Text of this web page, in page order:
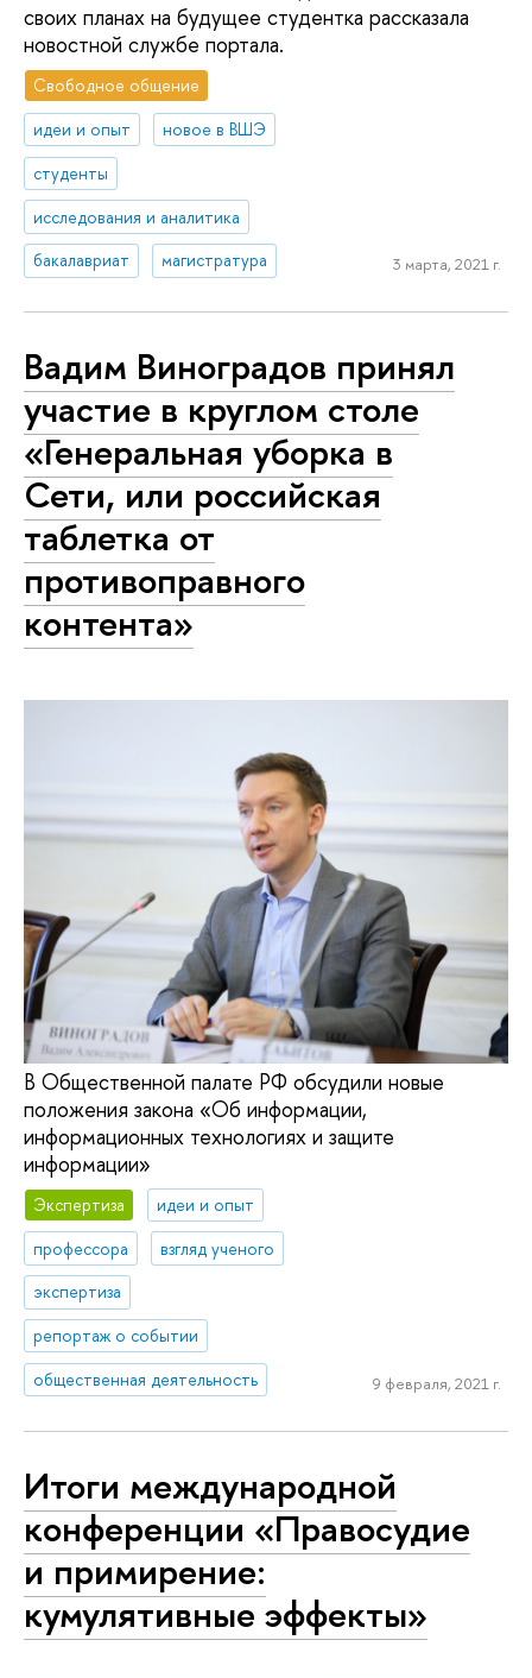
своих планах на будущее студентка рассказала
новостной службе портала.
Свободное общение
идеи и опыт
новое в ВШЭ
студенты
исследования и аналитика
бакалавриат
магистратура 3 марта, 2021 г.
Вадим Виноградов принял
участие в круглом столе
«Генеральная уборка в
Сети, или российская
таблетка от
противоправного
контента»
В Общественной палате РФ обсудили новые
положения закона «Об информации,
информационных технологиях и защите
информации»
Экспертиза
идеи и опыт
профессора
взгляд ученого
экспертиза
репортаж о событии
общественная деятельность
9 февраля, 2021 г.
Итоги международной
конференции «Правосудие
и примирение:
кумулятивные эффекты»